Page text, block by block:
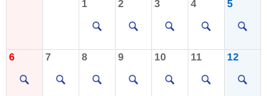
1 2 3 4 5
6 7 8 9 10 11 12